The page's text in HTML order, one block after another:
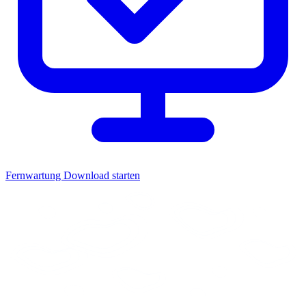
Fernwartung Download starten